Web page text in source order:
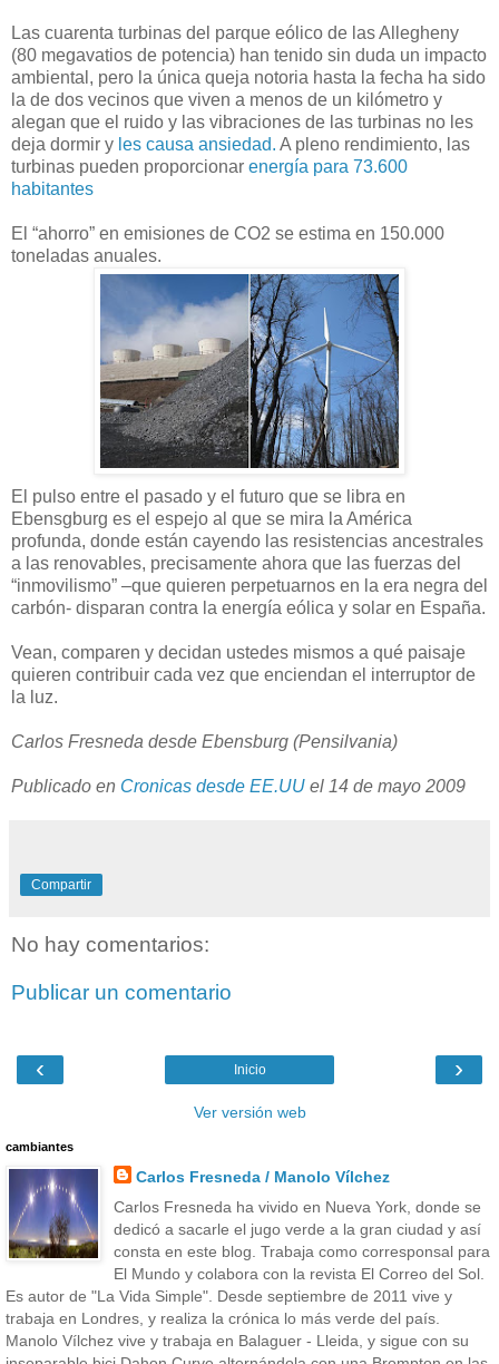
Las cuarenta turbinas del parque eólico de las Allegheny
(80 megavatios de potencia) han tenido sin duda un impacto
ambiental, pero la única queja notoria hasta la fecha ha sido
la de dos vecinos que viven a menos de un kilómetro y
alegan que el ruido y las vibraciones de las turbinas no les
deja dormir y les causa ansiedad. A pleno rendimiento, las
turbinas pueden proporcionar energía para 73.600
habitantes
El “ahorro” en emisiones de CO2 se estima en 150.000
toneladas anuales.
El pulso entre el pasado y el futuro que se libra en
Ebensgburg es el espejo al que se mira la América
profunda, donde están cayendo las resistencias ancestrales
a las renovables, precisamente ahora que las fuerzas del
“inmovilismo” –que quieren perpetuarnos en la era negra del
carbón- disparan contra la energía eólica y solar en España.
Vean, comparen y decidan ustedes mismos a qué paisaje
quieren contribuir cada vez que enciendan el interruptor de
la luz.
Carlos Fresneda desde Ebensburg (Pensilvania)
Publicado en Cronicas desde EE.UU el 14 de mayo 2009
Compartir
No hay comentarios:
Publicar un comentario
‹ ›
Inicio
Ver versión web
cambiantes
Carlos Fresneda / Manolo Vílchez
Carlos Fresneda ha vivido en Nueva York, donde se
dedicó a sacarle el jugo verde a la gran ciudad y así
consta en este blog. Trabaja como corresponsal para
El Mundo y colabora con la revista El Correo del Sol.
Es autor de "La Vida Simple". Desde septiembre de 2011 vive y
trabaja en Londres, y realiza la crónica lo más verde del país.
Manolo Vílchez vive y trabaja en Balaguer - Lleida, y sigue con su